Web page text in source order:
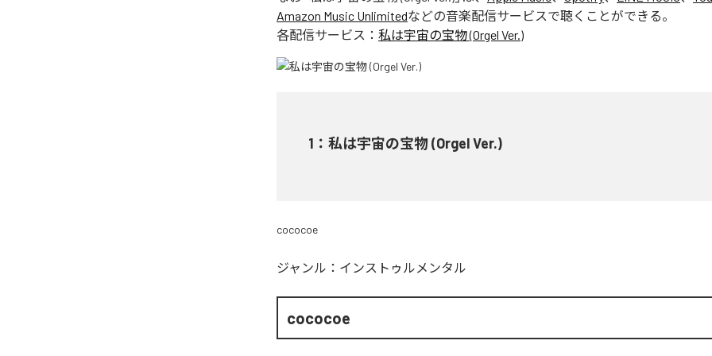
Amazon Music Unlimitedなどの音楽配信サービスで聴くことができる。
各配信サービス： 私は宇宙の宝物 (Orgel Ver.)
1 ： 私は宇宙の宝物 (Orgel Ver.)
cococoe
ジャンル： インストゥルメンタル
cococoe